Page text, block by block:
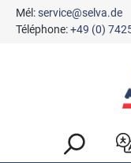
principal
Mél:service@selva.de
Téléphone:+49 (0)